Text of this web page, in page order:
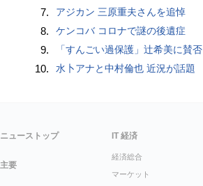
7. アジカン 三原重夫さんを追悼
8. ケンコバ コロナで謎の後遺症
9. 「すんごい過保護」辻希美に賛否
10. 水卜アナと中村倫也 近況が話題
ニューストップ
主要
IT 経済
経済総合
マーケット